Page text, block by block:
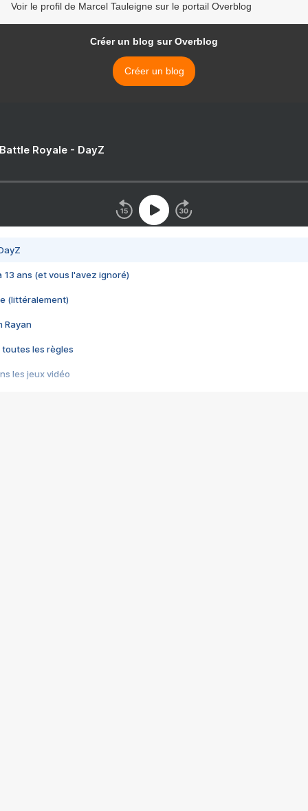
Voir le profil de Marcel Tauleigne sur le portail Overblog
Créer un blog sur Overblog
Créer un blog
Royale - DayZ
13 ans (et vous l'avez ignoré)
(littéralement)
Rayan
toutes les règles
les jeux vidéo